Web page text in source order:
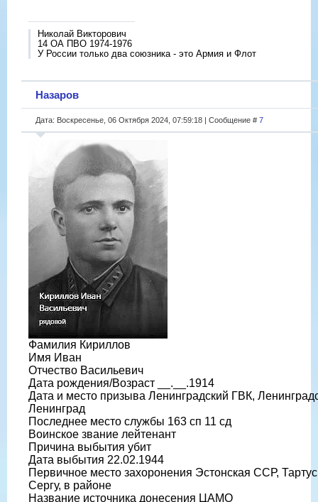
Николай Викторович
14 ОА ПВО 1974-1976
У России только два союзника - это Армия и Флот
Назаров
Дата: Воскресенье, 06 Октября 2024, 07:59:18 | Сообщение # 7
Фамилия Кириллов
Имя Иван
Отчество Васильевич
Дата рождения/Возраст __.__.1914
Дата и место призыва Ленинградский ГВК,
Ленинград
Последнее место службы 163 сп 11 сд
Воинское звание лейтенант
Причина выбытия убит
Дата выбытия 22.02.1944
Первичное место захоронения Эстонская ССР,
Сергу, в районе
Название источника донесения ЦАМО